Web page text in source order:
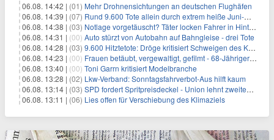
06.08. 14:42 | (01) Mehr Drohnensichtungen an deutschen Flughäfen
06.08. 14:39 | (07) Rund 9.600 Tote allein durch extrem heiße Juni-Woche
06.08. 14:38 | (03) Notlage vorgetäuscht? Täter locken Fahrer in Hinterhalt
06.08. 14:31 | (00) Auto stürzt von Autobahn auf Bahngleise - drei Tote
06.08. 14:28 | (03) 9.600 Hitztetote: Dröge kritisiert Schweigen des Kanzlers
06.08. 14:23 | (00) Frauen betäubt, vergewaltigt, gefilmt - 68-Jähriger gesteht
06.08. 13:40 | (00) Toni Garrn kritisiert Modelbranche
06.08. 13:28 | (02) Lkw-Verband: Sonntagsfahrverbot-Aus hilft kaum
06.08. 13:14 | (03) SPD fordert Spritpreisdeckel - Union lehnt zweiten Tankrabatt ab
06.08. 13:11 | (06) Lies offen für Verschiebung des Klimaziels